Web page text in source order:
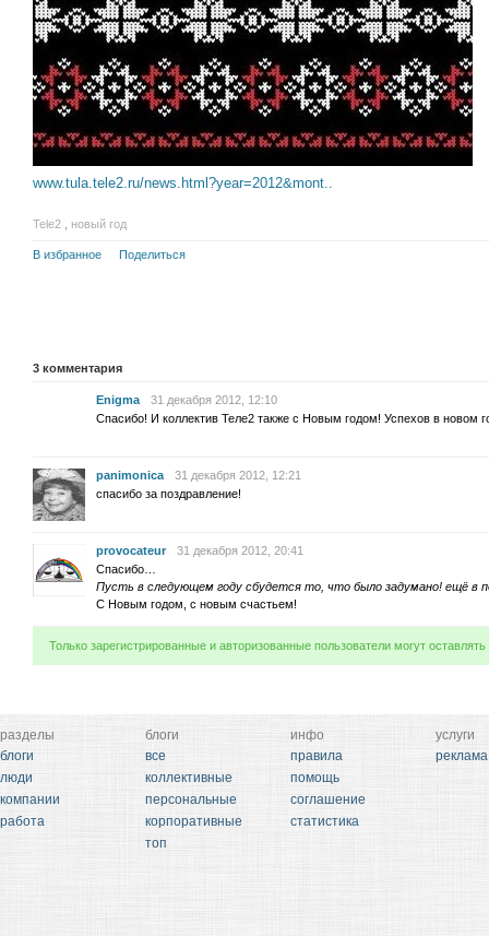
www.tula.tele2.ru/news.html?year=2012&mont..
Tele2 новый год
В избранное Поделиться
3 комментария
Enigma
31 декабря 2012, 12:10
Спасибо! И коллектив Теле2 также с Новым годом! Успехов в новом
panimonica
31 декабря 2012, 12:21
спасибо за поздравление!
provocateur
31 декабря 2012, 20:41
Спасибо…
Пусть в следующем году сбудется то, что было задумано! ещё в
С Новым годом, с новым счастьем!
Только зарегистрированные и авторизованные пользователи могут
разделы
блоги
люди
компании
работа
блоги
все
коллективные
персональные
корпоративные
топ
инфо
правила
помощь
соглашение
статистика
услуги
реклама